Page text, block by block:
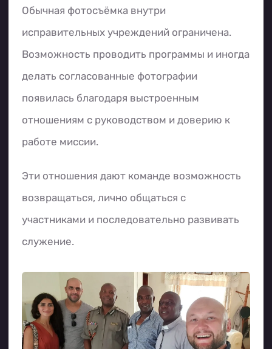
Обычная фотосъёмка внутри
исправительных учреждений ограничена.
Возможность проводить программы и иногда
делать согласованные фотографии
появилась благодаря выстроенным
отношениям с руководством и доверию к
работе миссии.
Эти отношения дают команде возможность
возвращаться, лично общаться с
участниками и последовательно развивать
служение.